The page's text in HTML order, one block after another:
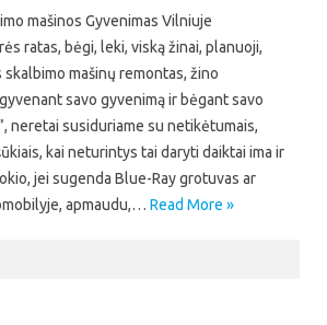
mašinos Gyvenimas Vilniuje
ratas, bėgi, leki, viską žinai, planuoji,
mašinų remontas, žino
savo gyvenimą ir bėgant savo
neretai susiduriame su netikėtumais,
kai neturintys tai daryti daiktai ima ir
jei sugenda Blue-Ray grotuvas ar
apmaudu,… Read More »